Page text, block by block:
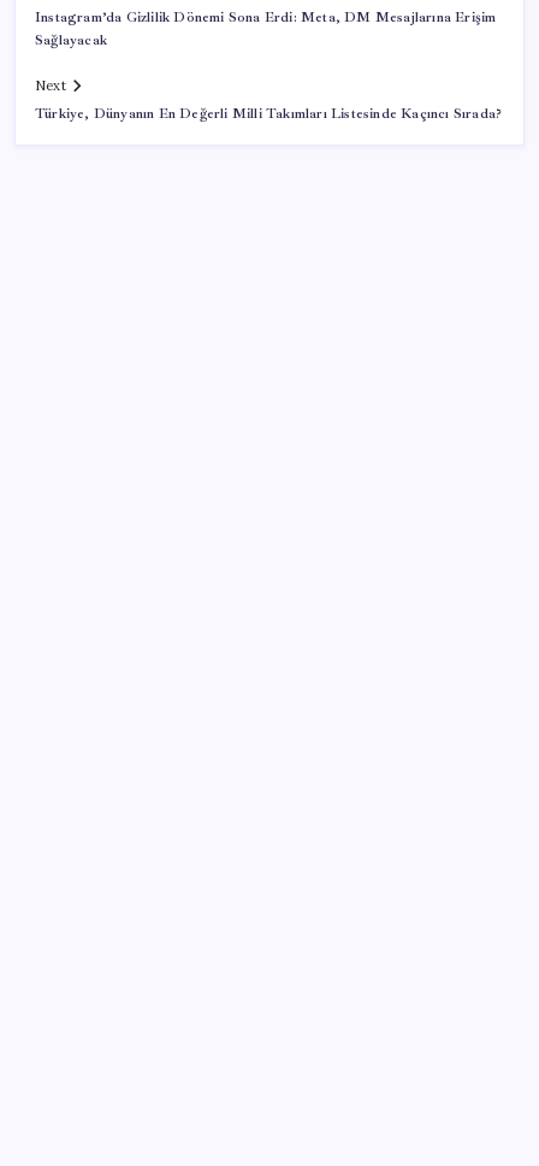
Instagram’da Gizlilik Dönemi Sona Erdi: Meta, DM Mesajlarına Erişim
Sağlayacak
Next
Türkiye, Dünyanın En Değerli Milli Takımları Listesinde Kaçıncı Sırada?